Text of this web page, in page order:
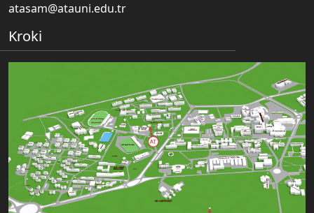
atasam@atauni.edu.tr
Kroki